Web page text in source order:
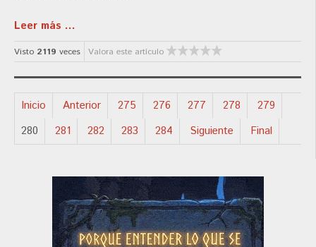
Leer más ...
Visto 2119 veces Valora este artículo
Inicio Anterior 275 276 277 278
279
280
281 282 283 284 Siguiente Final